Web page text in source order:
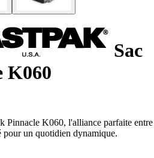
Sac
K060
Pinnacle K060, l'alliance parfaite entre
un quotidien dynamique.